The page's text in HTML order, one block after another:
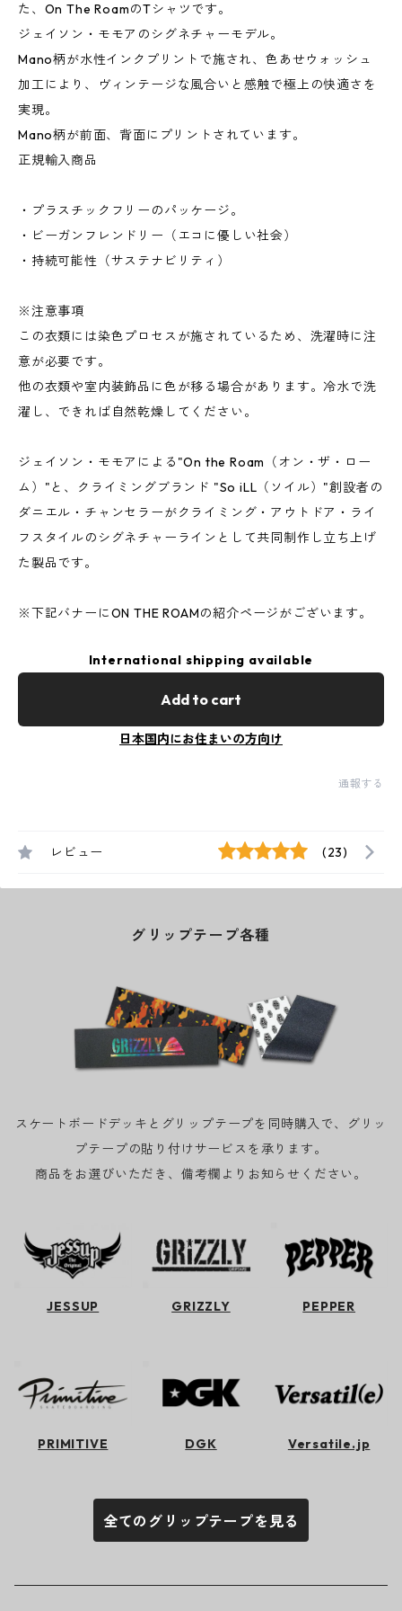
た、On The RoamのTシャツです。
ジェイソン・モモアのシグネチャーモデル。
Mano柄が水性インクプリントで施され、色あせウォッシュ
加工により、ヴィンテージな風合いと感触で極上の快適さを
実現。
Mano柄が前面、背面にプリントされています。
正規輸入商品
・プラスチックフリーのパッケージ。
・ビーガンフレンドリー（エコに優しい社会）
・持続可能性（サステナビリティ）
※注意事項
この衣類には染色プロセスが施されているため、洗濯時に注
意が必要です。
他の衣類や室内装飾品に色が移る場合があります。冷水で洗
濯し、できれば自然乾燥してください。
ジェイソン・モモアによる"On the Roam（オン・ザ・ロー
ム）"と、クライミングブランド "So iLL（ソイル）"創設者の
ダニエル・チャンセラーがクライミング・アウトドア・ライ
フスタイルのシグネチャーラインとして共同制作し立ち上げ
た製品です。
※下記バナーにON THE ROAMの紹介ページがございます。
International shipping available
Add to cart
日本国内にお住まいの方向け
通報する
レビュー (23)
グリップテープ各種
スケートボードデッキとグリップテープを同時購入で、グリッ
プテープの貼り付けサービスを承ります。
商品をお選びいただき、備考欄よりお知らせください。
JESSUP GRIZZLY PEPPER
PRIMITIVE DGK Versatile.jp
全てのグリップテープを見る